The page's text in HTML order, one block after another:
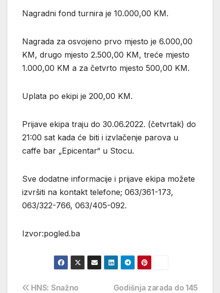
Nagradni fond turnira je 10.000,00 KM.
Nagrada za osvojeno prvo mjesto je 6.000,00
KM, drugo mjesto 2.500,00 KM, treće mjesto
1.000,00 KM a za četvrto mjesto 500,00 KM.
Uplata po ekipi je 200,00 KM.
Prijave ekipa traju do 30.06.2022. (četvrtak) do
21:00 sat kada će biti i izvlačenje parova u
caffe bar „Epicentar“ u Stocu.
Sve dodatne informacije i prijave ekipa možete
izvršiti na kontakt telefone; 063/361-173,
063/322-766, 063/405-092.
Izvor:pogled.ba
Godišnja zarada do 145
HNS: Snažno